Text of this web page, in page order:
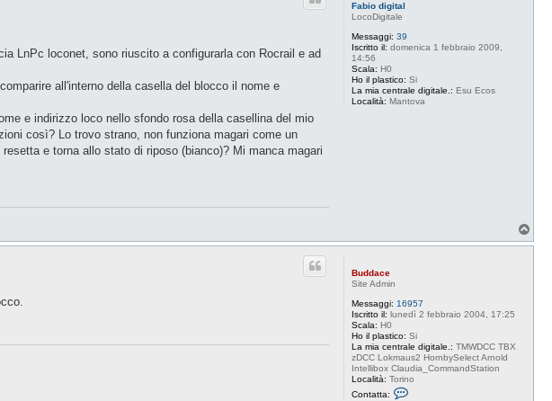
Fabio digital
LocoDigitale
Messaggi: 39
Iscritto il: domenica 1 febbraio 2009,
14:56
Scala: H0
Ho il plastico: Si
La mia centrale digitale.: Esu Ecos
Località: Mantova
LnPc loconet, sono riuscito a configurarla con Rocrail e ad
all'interno della casella del blocco il nome e
e indirizzo loco nello sfondo rosa della casellina del mio
così? Lo trovo strano, non funziona magari come un
e torna allo stato di riposo (bianco)? Mi manca magari
o
Buddace
Site Admin
Messaggi: 16957
Iscritto il: lunedì 2 febbraio 2004, 17:25
Scala: H0
Ho il plastico: Si
La mia centrale digitale.: TMWDCC TBX
zDCC Lokmaus2 HornbySelect Arnold
Intellibox Claudia_CommandStation
Località: Torino
Contatta: